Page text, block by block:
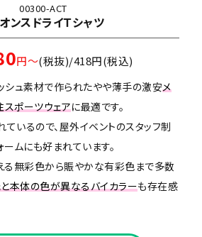
00300-ACT
ンスドライＴシャツ
円～(税抜)/418円(税込)
シュ素材で作られたやや薄手の激安メ
スポーツウェアに最適です。
いるので、屋外イベントのスタッフ制
ムにも好まれています。
る無彩色から賑やかな有彩色まで多数
本体の色が異なるバイカラーも存在感